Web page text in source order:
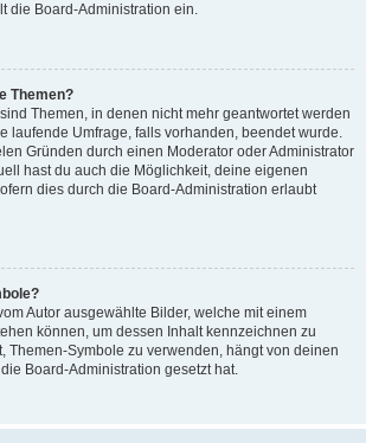
die Board-Administration ein.
Themen?
Themen, in denen nicht mehr geantwortet werden
laufende Umfrage, falls vorhanden, beendet wurde.
Gründen durch einen Moderator oder Administrator
hast du auch die Möglichkeit, deine eigenen
dies durch die Board-Administration erlaubt
Autor ausgewählte Bilder, welche mit einem
können, um dessen Inhalt kennzeichnen zu
Themen-Symbole zu verwenden, hängt von deinen
Board-Administration gesetzt hat.